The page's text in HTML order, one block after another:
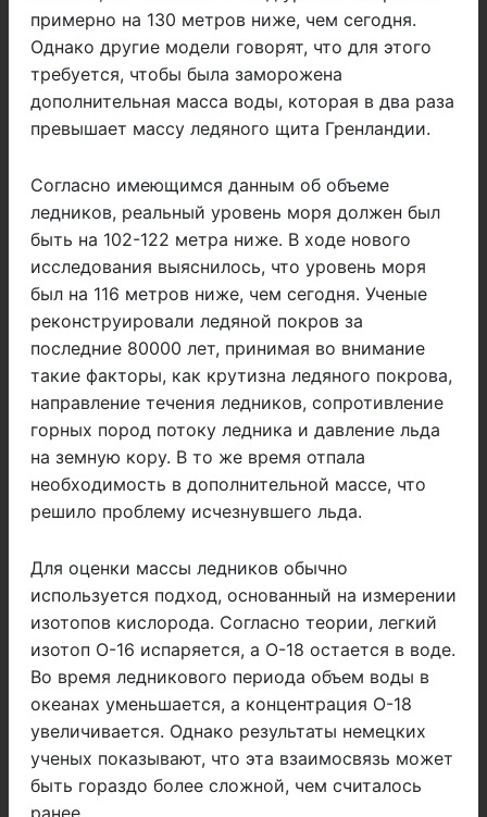
примерно на 130 метров ниже, чем сегодня.
Однако другие модели говорят, что для этого
требуется, чтобы была заморожена
дополнительная масса воды, которая в два раза
превышает массу ледяного щита Гренландии.
Согласно имеющимся данным об объеме
ледников, реальный уровень моря должен был
быть на 102-122 метра ниже. В ходе нового
исследования выяснилось, что уровень моря
был на 116 метров ниже, чем сегодня. Ученые
реконструировали ледяной покров за
последние 80000 лет, принимая во внимание
такие факторы, как крутизна ледяного покрова,
направление течения ледников, сопротивление
горных пород потоку ледника и давление льда
на земную кору. В то же время отпала
необходимость в дополнительной массе, что
решило проблему исчезнувшего льда.
Для оценки массы ледников обычно
используется подход, основанный на измерении
изотопов кислорода. Согласно теории, легкий
изотоп О-16 испаряется, а О-18 остается в воде.
Во время ледникового периода объем воды в
океанах уменьшается, а концентрация O-18
увеличивается. Однако результаты немецких
ученых показывают, что эта взаимосвязь может
быть гораздо более сложной, чем считалось